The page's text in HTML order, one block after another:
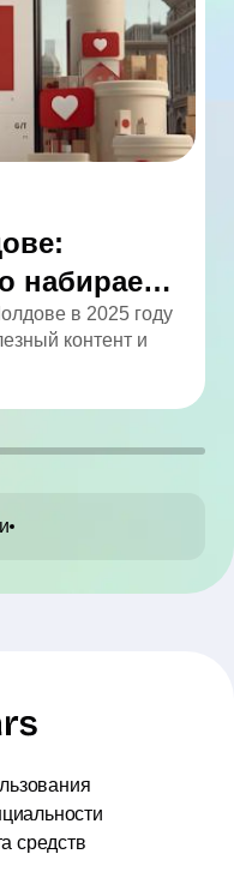
набирает
в 2025 году
контент и
средств